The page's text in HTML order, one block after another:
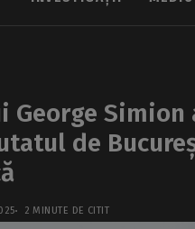
Simion
de
2 MINUTE DE CITIT